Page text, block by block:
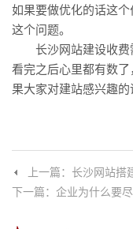
如果要做优化的话这
这个问题。
长沙网站建设收费
看完之后心里都有数
果大家对建站感兴趣的
上一篇：长沙网站
下一篇：企业为什么要